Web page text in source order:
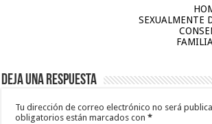
SEXUALMENTE
Deja una respuesta
Tu dirección de correo electrónico no será
obligatorios están marcados con*